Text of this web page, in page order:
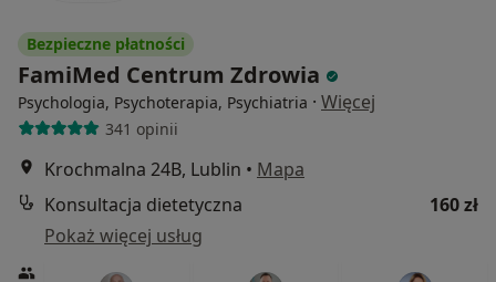
Bezpieczne płatności
FamiMed Centrum Zdrowia
Psychologia, Psychoterapia, Psychiatria · Więcej
341 opinii
Krochmalna 24B, Lublin • Mapa
Konsultacja dietetyczna
160 zł
Pokaż więcej usług